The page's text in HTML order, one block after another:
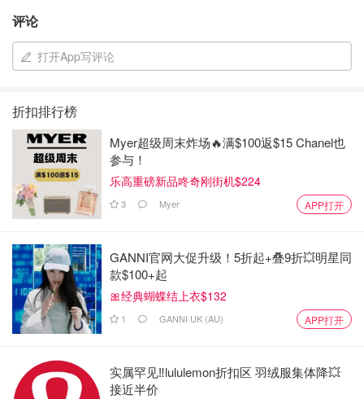
评论
打开App写评论
折扣排行榜
Myer超级周末炸场🔥满$100返$15 Chanel也
参与！
乐高重磅新品咚奇刚街机$224
3 Myer APP打开
GANNI官网大促升级！5折起+叠9折💥明星同
款$100+起
🎀经典蝴蝶结上衣$132
1 GANNI UK (AU) APP打开
实属罕见‼️lululemon折扣区 羽绒服集体降💥
接近半价